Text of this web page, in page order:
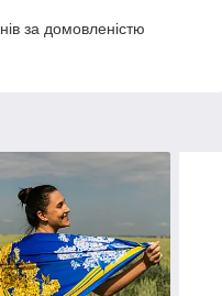
за домовленістю